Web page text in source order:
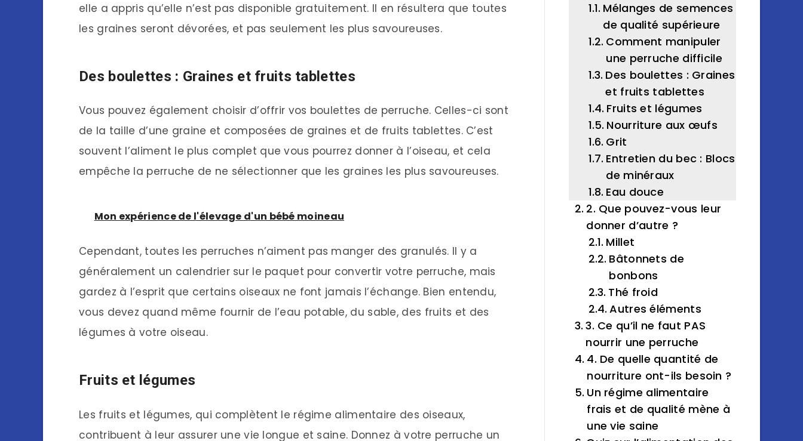
elle a appris qu’elle n’est pas disponible gratuitement. Il en résultera que toutes
les graines seront dévorées, et pas seulement les plus savoureuses.
Des boulettes : Graines et fruits tablettes
Vous pouvez également choisir d’offrir vos boulettes de perruche. Celles-ci sont
de la taille d’une graine et composées de graines et de fruits tablettes. C’est
souvent l’aliment le plus complet que vous pourrez donner à l’oiseau, et cela
empêche la perruche de ne sélectionner que les graines les plus savoureuses.
Mon expérience de l'élevage d'un bébé moineau
Cependant, toutes les perruches n’aiment pas manger des granulés. Il y a
généralement un calendrier sur le paquet pour convertir votre perruche, mais
gardez à l’esprit que certains oiseaux ne font jamais l’échange. Bien entendu,
vous devez quand même fournir de l’eau potable, du sable, des fruits et des
légumes à votre oiseau.
Fruits et légumes
Les fruits et légumes, qui complètent le régime alimentaire des oiseaux,
contribuent à leur assurer une vie longue et saine. Donnez à votre perruche un
Mélanges de semences
de qualité supérieure
Comment manipuler
une perruche difficile
Des boulettes : Graines
et fruits tablettes
Fruits et légumes
Nourriture aux œufs
Grit
Entretien du bec : Blocs
de minéraux
Eau douce
2. Que pouvez-vous leur
donner d’autre ?
Millet
Bâtonnets de
bonbons
Thé froid
Autres éléments
3. Ce qu’il ne faut PAS
nourrir une perruche
4. De quelle quantité de
nourriture ont-ils besoin ?
Un régime alimentaire
frais et de qualité mène à
une vie saine